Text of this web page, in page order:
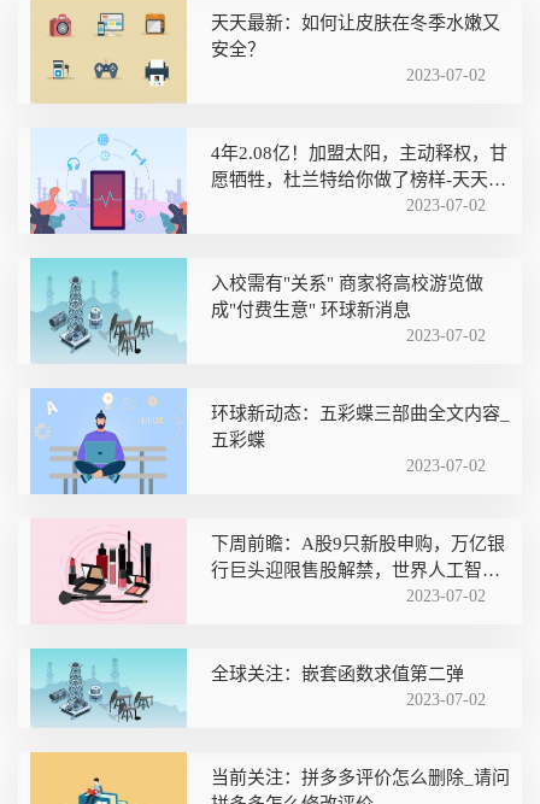
天天最新：如何让皮肤在冬季水嫩又
安全？
2023-07-02
4年2.08亿！加盟太阳，主动释权，甘
愿牺牲，杜兰特给你做了榜样-天天简
2023-07-02
入校需有"关系" 商家将高校游览做
成"付费生意" 环球新消息
2023-07-02
环球新动态：五彩蝶三部曲全文内容_
五彩蝶
2023-07-02
下周前瞻：A股9只新股申购，万亿银
行巨头迎限售股解禁，世界人工智能
大会、华为开发者大会将召开|环球播
2023-07-02
全球关注：嵌套函数求值第二弹
2023-07-02
当前关注：拼多多评价怎么删除_请问